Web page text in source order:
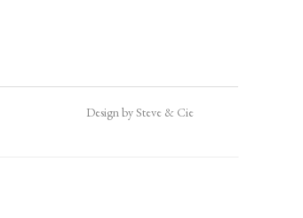
Design by Steve & Cie